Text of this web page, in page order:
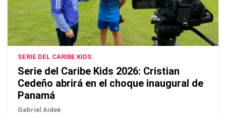
SERIE DEL CARIBE KIDS
Serie del Caribe Kids 2026: Cristian
Cedeño abrirá en el choque inaugural de
Panamá
Gabriel Aideé